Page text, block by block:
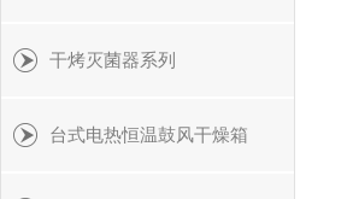
干烤灭菌器系列
台式电热恒温鼓风干燥箱